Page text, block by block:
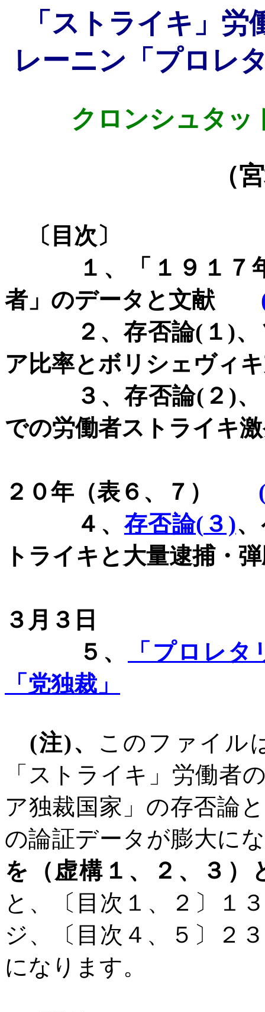
「ストライキ」
レーニン「プロレ
クロンシュタッ
（
〔目次〕
１、「１９１７年
者」のデータと文献
２、存否論( １ )
ア比率とボリシェヴィ
３、存否論( ２ )
での労働者ストライキ
２０年（表６、７）
４、存否論( ３)
トライキと大量逮捕・
３月３日
５、
「プロレ
「党独裁」
(注)、
このファイル
「ストライキ」労働者
ア独裁国家」の存否論
の論証データが膨大に
を（虚構１、２、３）
と、〔目次１、２〕１
ジ、〔目次４、５〕２
になります。